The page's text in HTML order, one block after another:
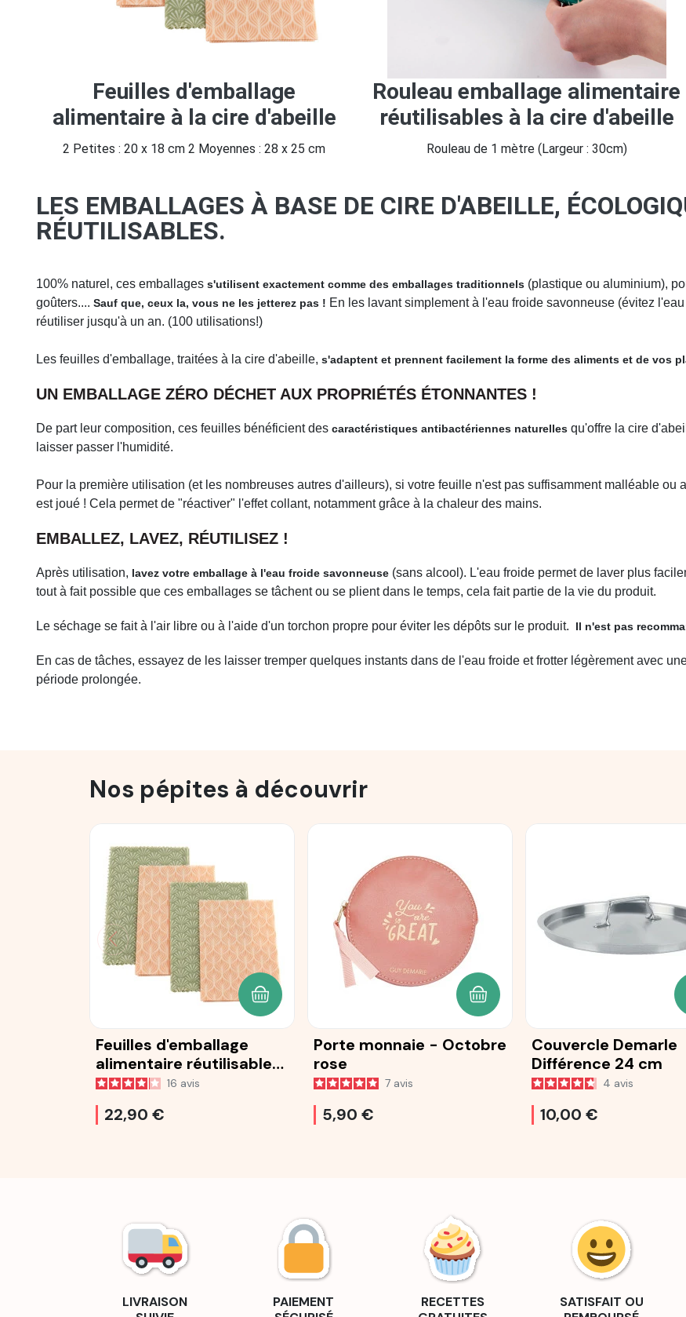
Feuilles d'emballage
alimentaire à la cire d'abeille
2 Petites : 20 x 18 cm 2 Moyennes : 28 x 25 cm
Rouleau emballage alimentaire
réutilisables à la cire d'abeille
Rouleau de 1 mètre (Largeur : 30cm)
LES EMBALLAGES À BASE DE CIRE D'ABEILLE,
RÉUTILISABLES.
100% naturel, ces emballages s'utilisent exactement comme des emballages traditionnels (plastique ou aluminium),
goûters.... Sauf que, ceux la, vous ne les jetterez pas ! En les lavant simplement à l'eau froide savonneuse (évitez
réutiliser jusqu'à un an. (100 utilisations!)
Les feuilles d'emballage, traitées à la cire d'abeille, s'adaptent et prennent facilement la forme des aliments et de vos
UN EMBALLAGE ZÉRO DÉCHET AUX PROPRIÉTÉS ÉTONNANTES !
De part leur composition, ces feuilles bénéficient des caractéristiques antibactériennes naturelles qu'offre la cire
laisser passer l'humidité.
Pour la première utilisation (et les nombreuses autres d'ailleurs), si votre feuille n'est pas suffisamment malléable
est joué ! Cela permet de "réactiver" l'effet collant, notamment grâce à la chaleur des mains.
EMBALLEZ, LAVEZ, RÉUTILISEZ !
Après utilisation, lavez votre emballage à l'eau froide savonneuse (sans alcool). L'eau froide permet de laver plus
tout à fait possible que ces emballages se tâchent ou se plient dans le temps, cela fait partie de la vie du produit.
Le séchage se fait à l'air libre ou à l'aide d'un torchon propre pour éviter les dépôts sur le produit. Il n'est pas
En cas de tâches, essayez de les laisser tremper quelques instants dans de l'eau froide et frotter légèrement avec
période prolongée.
Nos pépites à découvrir
Feuilles d'emballage
alimentaire réutilisables
à la cire d'abeille
16 avis
22,90 €
AJOUTER AU PANIER
Porte monnaie - Octobre
rose
7 avis
5,90 €
AJOUTER AU PANIER
Couvercle Demarle
Différence 24 cm
4 avis
10,00 €
LIVRAISON
PAIEMENT
RECETTES
SATISFAIT OU